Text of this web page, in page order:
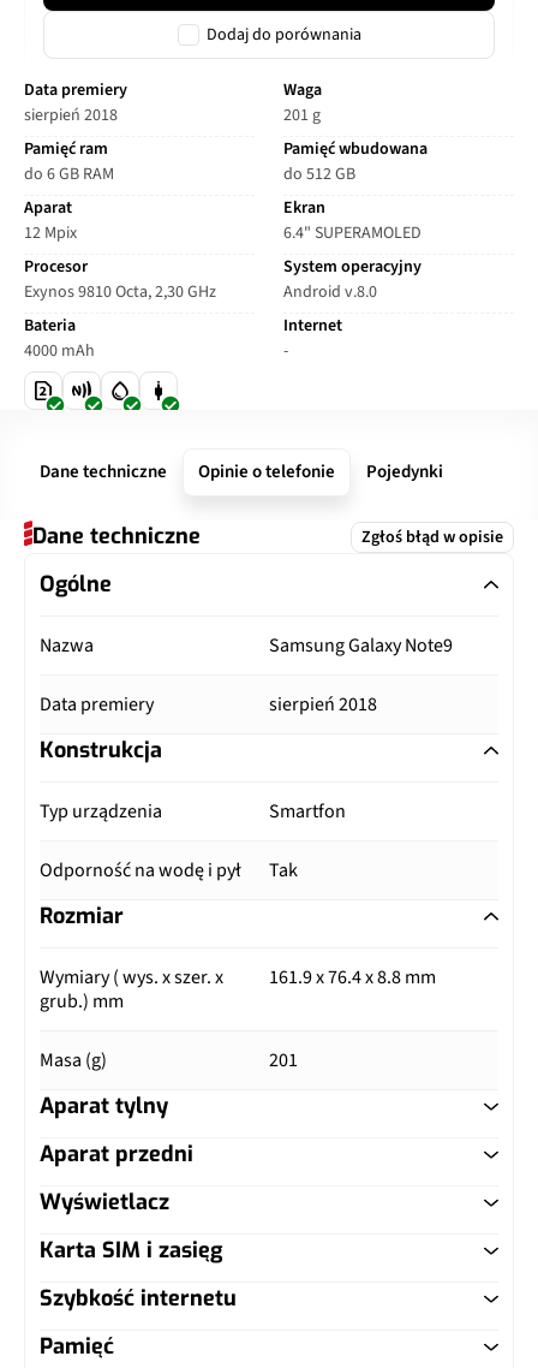
Dodaj do porównania
Data premiery
sierpień 2018
Pamięć ram
do 6 GB RAM
Aparat
12 Mpix
Procesor
Exynos 9810 Octa, 2,30 GHz
Bateria
4000 mAh
Waga
201 g
Pamięć wbudowana
do 512 GB
Ekran
6.4" SUPERAMOLED
System operacyjny
Android v.8.0
Internet
-
Dane techniczne Opinie o telefonie Pojedynki
Dane techniczne Zgłoś błąd w opisie
Ogólne
Nazwa Samsung Galaxy Note9
Data premiery sierpień 2018
Konstrukcja
Typ urządzenia Smartfon
Odporność na wodę i pył Tak
Rozmiar
Wymiary ( wys. x szer. x
grub.) mm
161.9 x 76.4 x 8.8 mm
Masa (g) 201
Aparat tylny
Główny aparat
Autofocus
Ogniskowa
Aparat przedni
Główny aparat
Autofocus
Wyświetlacz
Typ ekranu
Karta SIM i zasięg
Typ karty SIM
Szybkość internetu
LTE
Pamięć